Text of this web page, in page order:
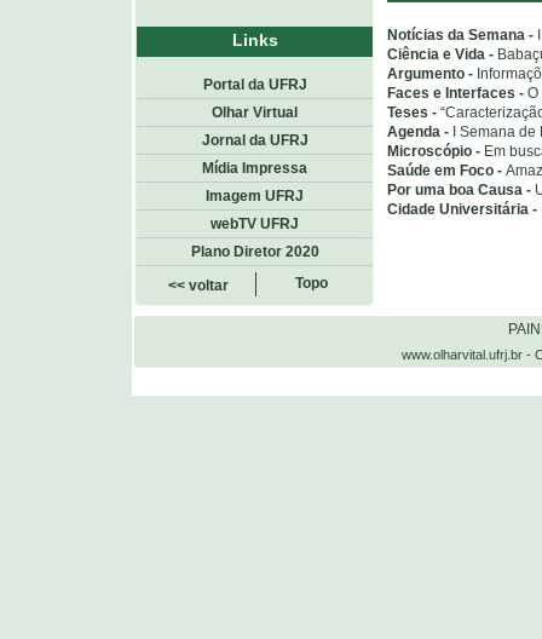
Notícias da Semana -
Ciência e Vida -
Argumento -
Faces e Interfaces - O
Teses -
Agenda -
I Semana
Microscópio - Em
Saúde em Foco -
Por uma boa Causa -
Cidade Universitária -
Links
Portal da UFRJ
Olhar Virtual
Jornal da UFRJ
Mídia Impressa
Imagem UFRJ
webTV UFRJ
Plano Diretor 2020
<< voltar
Topo
www.olharvital.ufrj.br -